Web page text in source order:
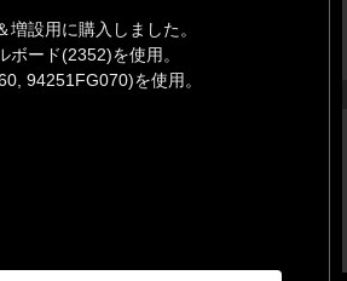
設用に購入しました。
ード(2352)を使用。
94251FG070)を使用。